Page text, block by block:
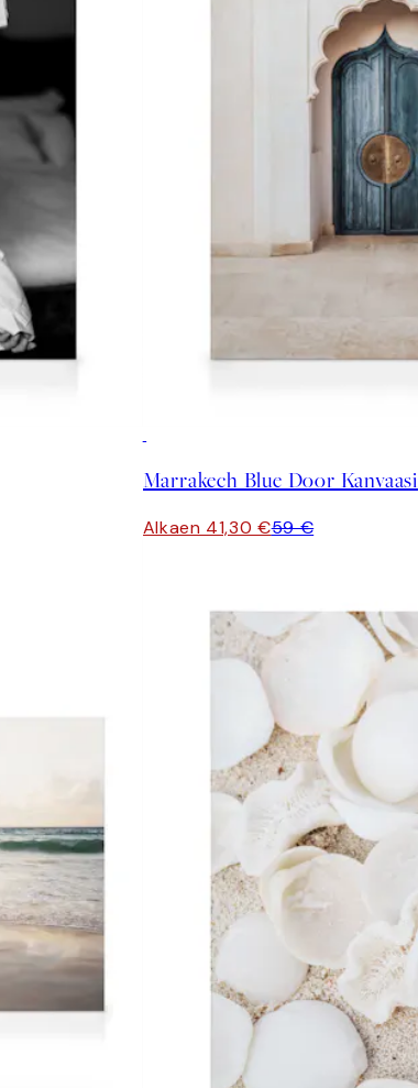
Marrakech Blue Door Kanvaasi
Alkaen 41,30 €59 €